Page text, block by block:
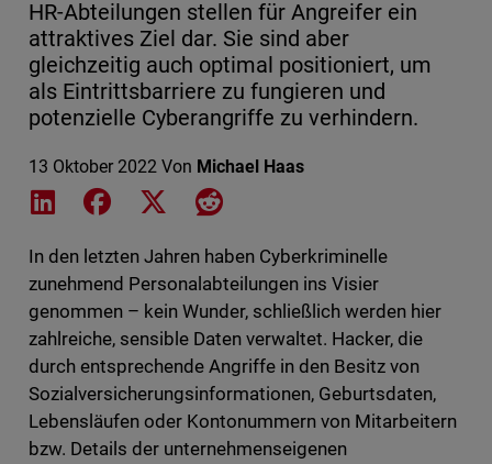
HR-Abteilungen stellen für Angreifer ein
attraktives Ziel dar. Sie sind aber
gleichzeitig auch optimal positioniert, um
als Eintrittsbarriere zu fungieren und
potenzielle Cyberangriffe zu verhindern.
13 Oktober 2022 Von Michael Haas
Share on LinkedIn
Share on Facebook
Share on XShare on Reddit
In den letzten Jahren haben Cyberkriminelle
zunehmend Personalabteilungen ins Visier
genommen – kein Wunder, schließlich werden hier
zahlreiche, sensible Daten verwaltet. Hacker, die
durch entsprechende Angriffe in den Besitz von
Sozialversicherungsinformationen, Geburtsdaten,
Lebensläufen oder Kontonummern von Mitarbeitern
bzw. Details der unternehmenseigenen